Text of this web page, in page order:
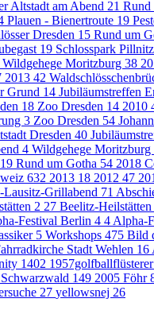
Altstadt am Abend 21 Rund
Plauen - Bienertroute 19
Dresden 15 Rund um
19 Schlosspark Pillnitz
Wildgehege Moritzburg 38
2013 42
Grund 14 Jubiläumstreffen
18 Zoo Dresden 14 2010
3 Zoo Dresden 54
Dresden 40
4 Wildgehege Moritzburg
Rund um Gotha 54 2018
632 2013 18 2012 47
Lausitz-Grillabend 71
2 27 Beelitz-Heilstätten
Festival Berlin 4 4 Alpha-
5 Workshops 475 Bild
Stadt Wehlen 16
1402 1957golfballflüsterer
149 2005 Föhr
27 yellowsnej 26